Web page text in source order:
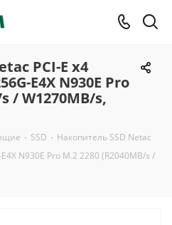
PCI-E x4
E4X N930E Pro
/ W1270MB/s,
- SSD - Накопитель SSD Netac
N930E Pro M.2 2280 (R2040MB/s /